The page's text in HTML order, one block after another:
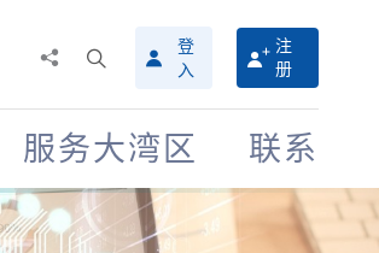
搜
寻
介
面
登
入
注
册
服务大湾区 联系